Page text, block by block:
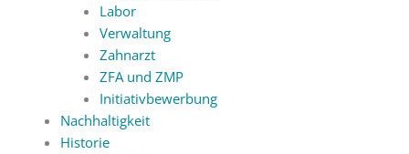
Labor
Verwaltung
Zahnarzt
ZFA und ZMP
Initiativbewerbung
Nachhaltigkeit
Historie